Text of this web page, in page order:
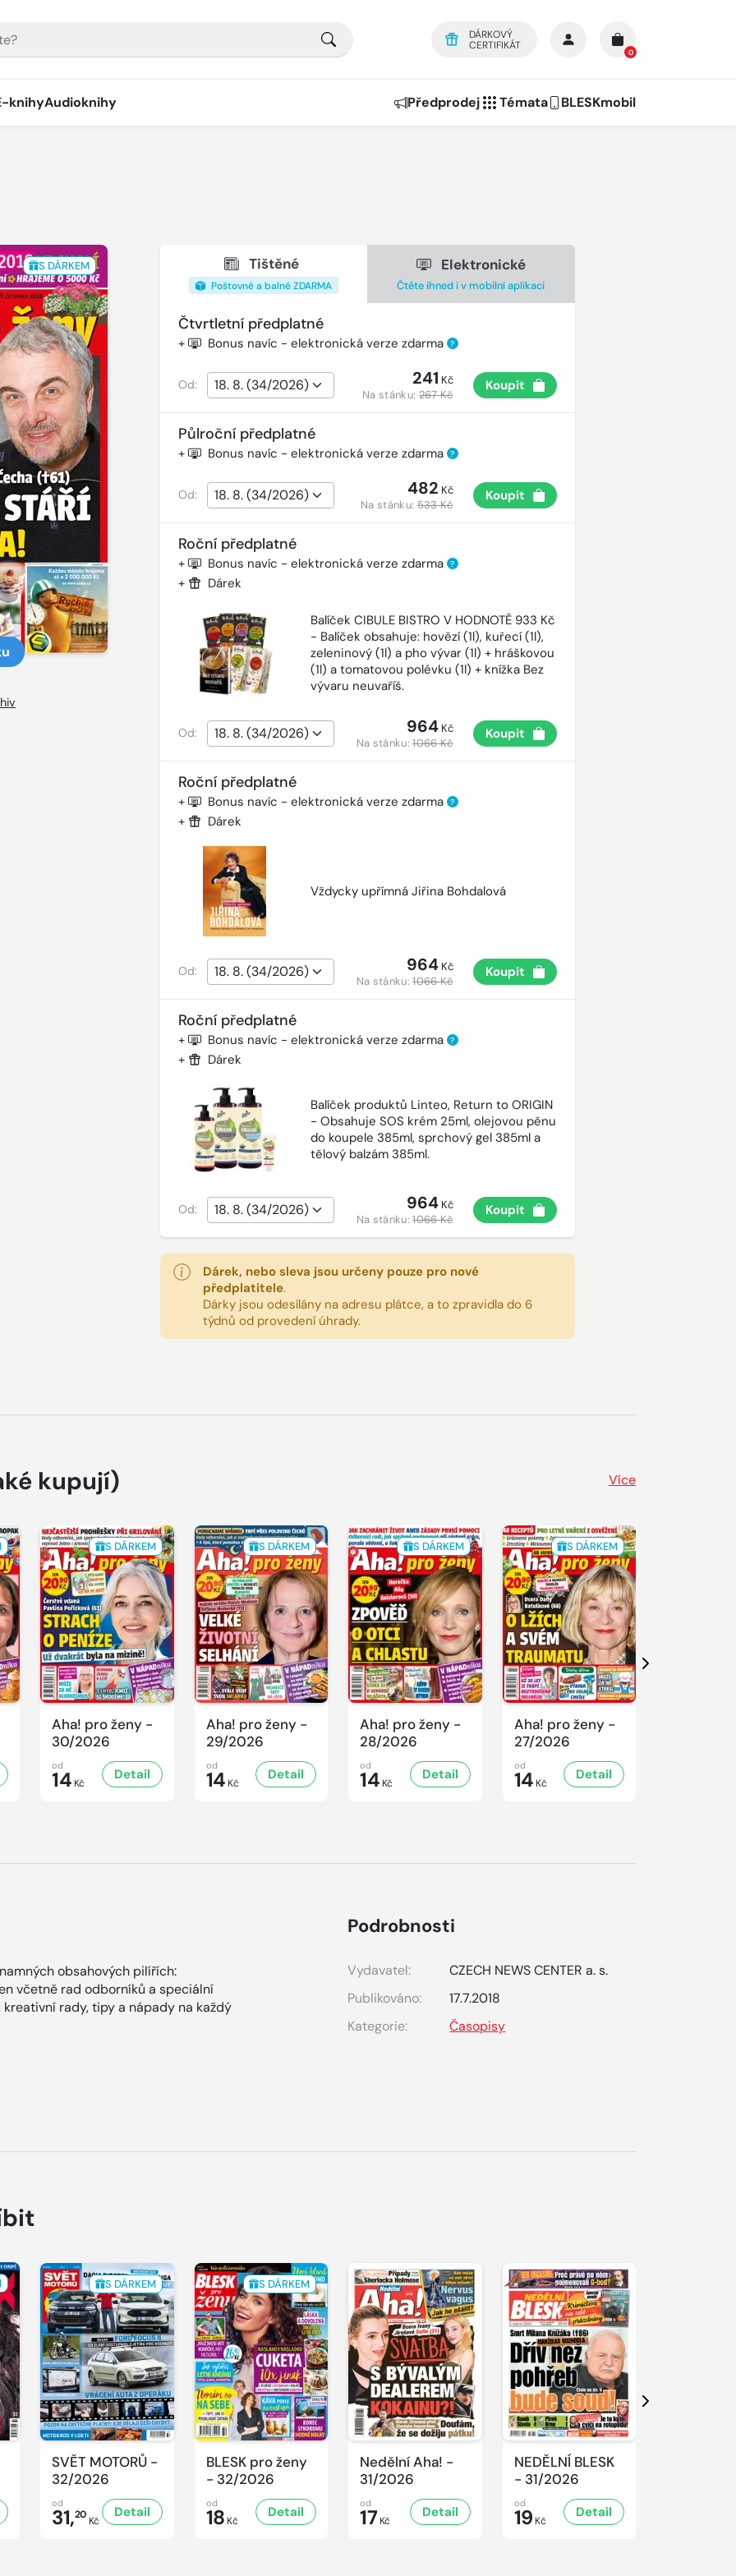
DÁRKOVÝ
CERTIFIKÁT
0
knihyAudioknihy Předprodej Témata BLESKmobil
S DÁRKEM Tištěné
Poštovné a balné ZDARMA
Elektronické
Čtěte ihned i v mobilní aplikaci
Čtvrtletní předplatné
+ Bonus navíc - elektronická verze zdarma ?
Od: 241 Kč
Na stánku:267 Kč
Koupit
Půlroční předplatné
+ Bonus navíc - elektronická verze zdarma ?
Od: 482 Kč
Na stánku:533 Kč
Koupit
Roční předplatné
+ Bonus navíc - elektronická verze zdarma ?
+ Dárek
Balíček CIBULE BISTRO V HODNOTĚ 933 Kč
- Balíček obsahuje: hovězí (1l), kuřecí (1l),
zeleninový (1l) a pho vývar (1l) + hráškovou
(1l) a tomatovou polévku (1l) + knížka Bez
vývaru neuvaříš.
Od: 964Kč
Na stánku:1066 Kč
Koupit
Roční předplatné
+ Bonus navíc - elektronická verze zdarma ?
+ Dárek
Vždycky upřímná Jiřina Bohdalová
Od: 964Kč
Na stánku:1066 Kč
Koupit
Roční předplatné
+ Bonus navíc - elektronická verze zdarma ?
+ Dárek
Balíček produktů Linteo, Return to ORIGIN
- Obsahuje SOS krém 25ml, olejovou pěnu
do koupele 385ml, sprchový gel 385ml a
tělový balzám 385ml.
Od: 964Kč
Na stánku:1066 Kč
Koupit
Dárek, nebo sleva jsou určeny pouze pro nové
předplatitele.
Dárky jsou odesílány na adresu plátce, a to zpravidla do 6
týdnů od provedení úhrady.
kupují) Více
S DÁRKEM
Aha! pro ženy -
30/2026
od
14 Kč
Detail
S DÁRKEM
Aha! pro ženy -
29/2026
od
14 Kč
Detail
S DÁRKEM
Aha! pro ženy -
28/2026
od
14 Kč
Detail
S DÁRKEM
Aha! pro ženy -
27/2026
od
14 Kč
Detail
Další
obsahových pilířích:
včetně rad odborníků a speciální
rady, tipy a nápady na každý
Podrobnosti
Vydavatel:
CZECH NEWS CENTER a. s.
Publikováno:
17.7.2018
Kategorie:
Časopisy
S DÁRKEM
SVĚT MOTORŮ -
32/2026
od
31,20 Kč
Detail
S DÁRKEM
BLESK pro ženy
- 32/2026
od
18 Kč
Detail
Nedělní Aha! -
31/2026
od
17 Kč
Detail
NEDĚLNÍ BLESK
- 31/2026
od
19 Kč
Detail
Další